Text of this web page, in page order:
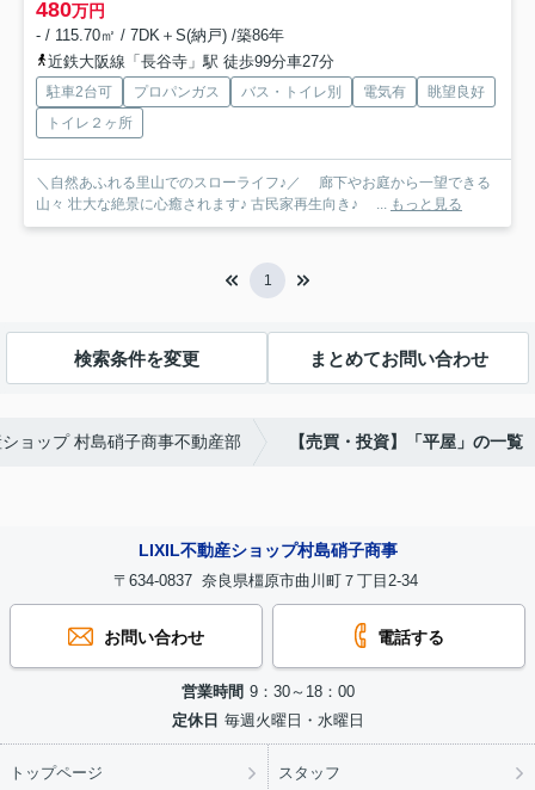
480万円
- / 115.70㎡ / 7DK＋S(納戸) /築86年
近鉄大阪線「長谷寺」駅 徒歩99分車27分
駐車2台可 プロパンガス バス・トイレ別 電気有
眺望良好
トイレ２ヶ所
＼自然あふれる里山でのスローライフ♪／ 廊下やお庭から一望できる
山々 壮大な絶景に心癒されます♪ 古民家再生向き♪ ... もっと見る
1
検索条件を変更 まとめてお問い合わせ
ョップ 村島硝子商事不動産部 【売買・投資】「平屋」の一覧
LIXIL不動産ショップ村島硝子商事
〒634-0837 奈良県橿原市曲川町７丁目2-34
お問い合わせ 電話する
営業時間 9：30～18：00
定休日 毎週火曜日・水曜日
トップページ スタッフ